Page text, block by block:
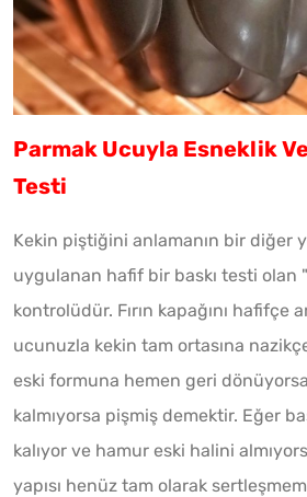
Parmak Ucuyla Esneklik
Testi
Kekin piştiğini anlamanın bir diğer
uygulanan hafif bir baskı testi olan
kontrolüdür. Fırın kapağını hafifçe
ucunuzla kekin tam ortasına nazikçe
eski formuna hemen geri
kalmıyorsa pişmiş demektir. Eğer
kalıyor ve hamur eski halini
yapısı henüz tam olarak